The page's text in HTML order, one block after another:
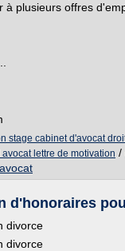
plusieurs offres
stage cabinet d'avocat
lettre de motivation /
d'honoraires
divorce
divorce